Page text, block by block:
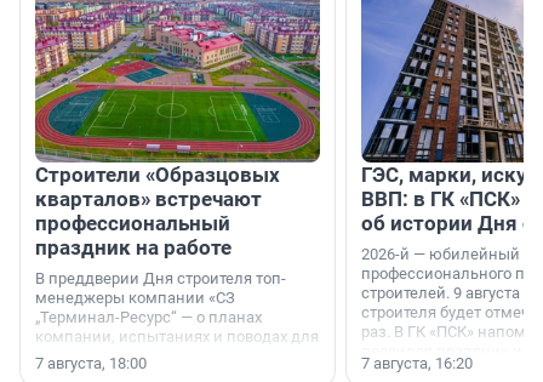
Строители «Образцовых
кварталов» встречают
профессиональный
праздник на работе
В преддверии Дня строителя топ-
менеджеры компании «СЗ
„Терминал-Ресурс“ — о планах
компании, испытаниях и поводах для
осторожного оптимизма.
7 августа, 18:00
ГЭС, марки,
ВВП: в ГК «ПСК»
об истории Дня
2026-й — юбилейный
профессионального
строителей. 9 августа
строителя будет
раз. В ГК «ПСК»
поменялась роль
7 августа, 16:20